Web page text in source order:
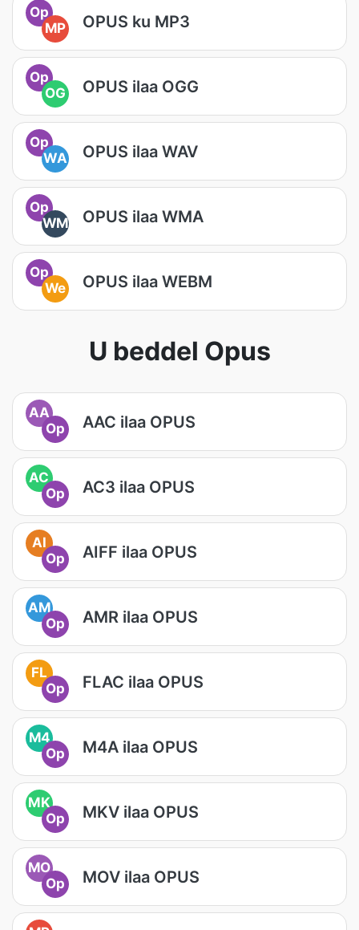
Op
MP
OPUS ku MP3
Op
OG
OPUS ilaa OGG
Op
WA
OPUS ilaa WAV
Op
WM
OPUS ilaa WMA
Op
We
OPUS ilaa WEBM
U beddel Opus
AA
Op
AAC ilaa OPUS
AC
Op
AC3 ilaa OPUS
AI
Op
AIFF ilaa OPUS
AM
Op
AMR ilaa OPUS
FL
Op
FLAC ilaa OPUS
M4
Op
M4A ilaa OPUS
MK
Op
MKV ilaa OPUS
MO
Op
MOV ilaa OPUS